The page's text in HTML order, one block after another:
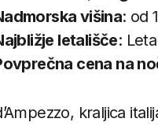
višina: od
letališče:
cena na
kraljica